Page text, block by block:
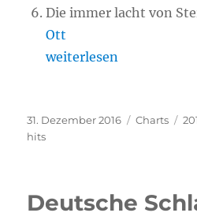
Die immer lacht von
Ott
„Musik-Charts 2016 –
weiterlesen
Veröffentlicht
am
31. Dezember 2016 Kategorien
Charts
hits
Deutsche